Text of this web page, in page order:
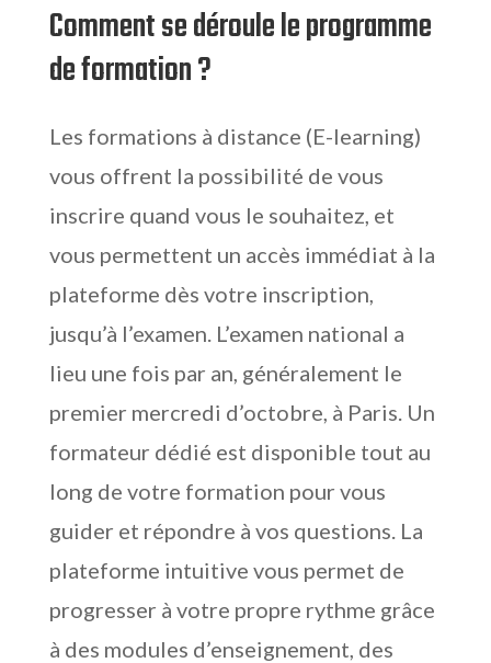
Comment se déroule le programme
de formation ?
Les formations à distance (E-learning)
vous offrent la possibilité de vous
inscrire quand vous le souhaitez, et
vous permettent un accès immédiat à la
plateforme dès votre inscription,
jusqu’à l’examen. L’examen national a
lieu une fois par an, généralement le
premier mercredi d’octobre, à Paris. Un
formateur dédié est disponible tout au
long de votre formation pour vous
guider et répondre à vos questions. La
plateforme intuitive vous permet de
progresser à votre propre rythme grâce
à des modules d’enseignement, des